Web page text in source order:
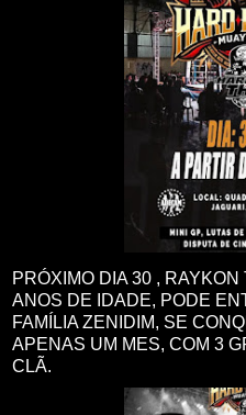
PRÓXIMO DIA 30 ,
ANOS DE IDADE, PODE
FAMÍLIA ZENIDIM, SE
APENAS UM MES, COM 3
CLÃ.